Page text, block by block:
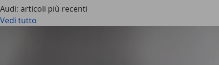
Audi: articoli più recenti
Vedi tutto